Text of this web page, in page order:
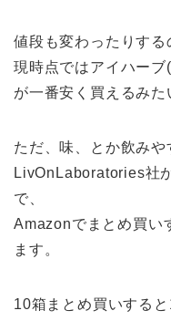
値段も変わったりする
現時点ではアイハー
が一番安く買えるみた
ただ、味、とか飲みや
LivOnLaboratories社
で、
Amazonでまとめ買い
ます。
10箱まとめ買いする